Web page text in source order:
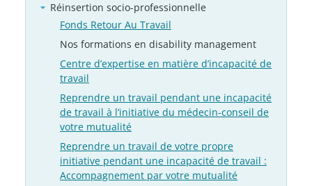
Réinsertion socio-professionnelle
Fonds Retour Au Travail
Nos formations en disability management
Centre d’expertise en matière d’incapacité de
travail
Reprendre un travail pendant une incapacité
de travail à l’initiative du médecin-conseil de
votre mutualité
Reprendre un travail de votre propre
initiative pendant une incapacité de travail :
Accompagnement par votre mutualité